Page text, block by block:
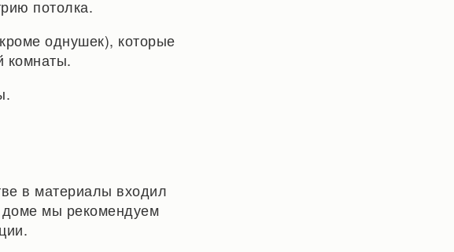
потолка.
однушек), которые
комнаты.
в материалы входил
мы рекомендуем